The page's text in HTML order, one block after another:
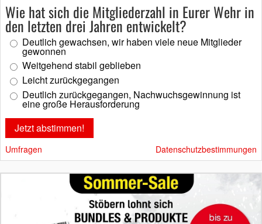
Wie hat sich die Mitgliederzahl in Eurer Wehr in
den letzten drei Jahren entwickelt?
Deutlich gewachsen, wir haben viele neue Mitglieder
gewonnen
Weitgehend stabil geblieben
Leicht zurückgegangen
Deutlich zurückgegangen, Nachwuchsgewinnung ist
eine große Herausforderung
Umfragen Datenschutzbestimmungen